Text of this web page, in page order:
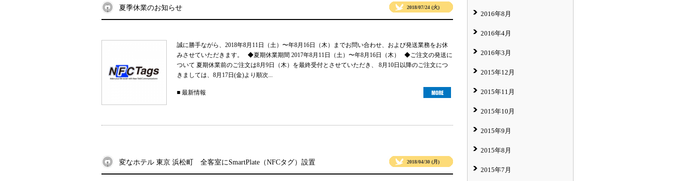
夏季休業のお知らせ 2018/07/24 (火)
誠に勝手ながら、2018年8月11日（土）〜年8月16日（木）までお問い合わせ、および発送業務をお休
みさせていただきます。 ◆夏期休業期間 2017年8月11日（土）〜年8月16日（木） ◆ご注文の発送に
ついて 夏期休業前のご注文は8月9日（木）を最終受付とさせていただき、 8月10日以降のご注文につ
きましては、8月17日(金)より順次...
■ 最新情報
変なホテル 東京 浜松町 全客室にSmartPlate（NFCタグ）設置 2018/04/30 (月)
2016年8月
2016年4月
2016年3月
2015年12月
2015年11月
2015年10月
2015年9月
2015年8月
2015年7月